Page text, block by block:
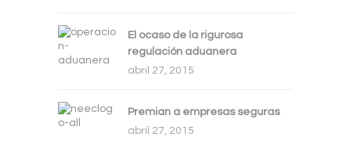
El ocaso de la rigurosa
regulación aduanera
abril 27, 2015
Premian a empresas seguras
abril 27, 2015